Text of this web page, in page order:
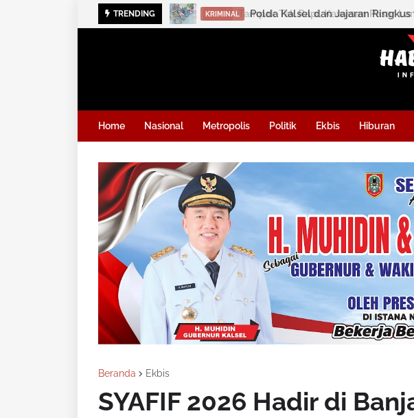
TRENDING KRIMINAL Polda Kalsel dan Jajaran Ringkus
Home Nasional Metropolis Politik Ekbis Hiburan
Beranda Ekbis
SYAFIF 2026 Hadir di